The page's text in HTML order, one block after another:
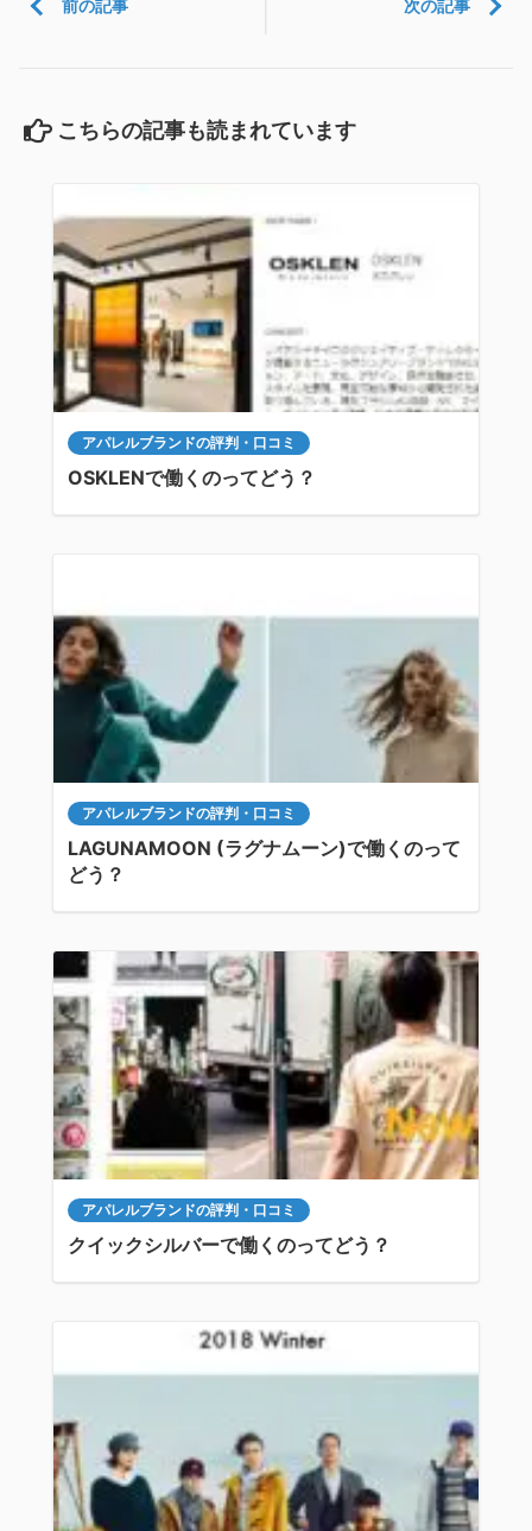
前の記事 次の記事
こちらの記事も読まれています
アパレルブランドの評判・口コミ
OSKLENで働くのってどう？
アパレルブランドの評判・口コミ
LAGUNAMOON (ラグナムーン)で働くのって
どう？
アパレルブランドの評判・口コミ
クイックシルバーで働くのってどう？